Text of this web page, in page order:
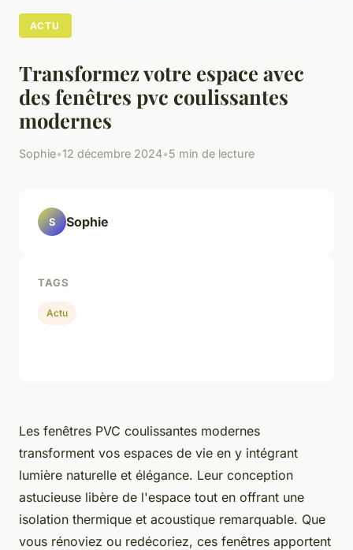
ACTU
Transformez votre espace avec
des fenêtres pvc coulissantes
modernes
Sophie•12 décembre 2024•5 min de lecture
Les fenêtres PVC coulissantes modernes
transforment vos espaces de vie en y intégrant
lumière naturelle et élégance. Leur conception
astucieuse libère de l'espace tout en offrant une
isolation thermique et acoustique remarquable. Que
vous rénoviez ou redécoriez, ces fenêtres apportent
S Sophie
TAGS
Actu